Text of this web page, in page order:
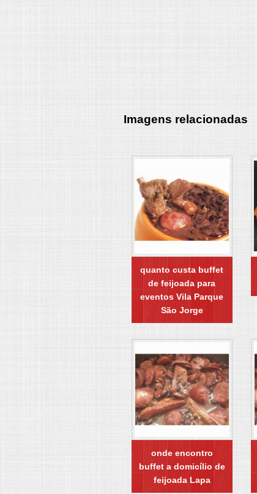
Imagens relacionadas
quanto custa buffet
de feijoada para
eventos Vila Parque
São Jorge
onde encontro
buffet a domicílio de
feijoada Lapa